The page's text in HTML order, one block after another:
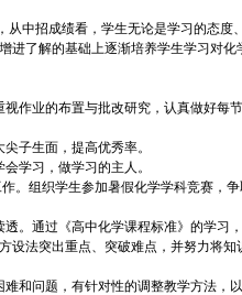
中招成绩看，学生无论是学习的态度
进了解的基础上逐渐培养学生学习对化
作业的布置与批改研究，认真做好每
子生面，提高优秀率。
学习，做学习的主人。
组织学生参加暑假化学学科竞赛，争
。通过《高中化学课程标准》的学习
设法突出重点、突破难点，并努力将
和问题，有针对性的调整教学方法，